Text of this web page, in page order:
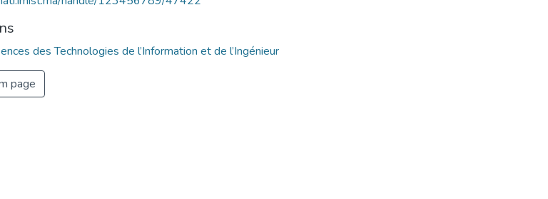
des Technologies de l’Information et de l’Ingénieur
page